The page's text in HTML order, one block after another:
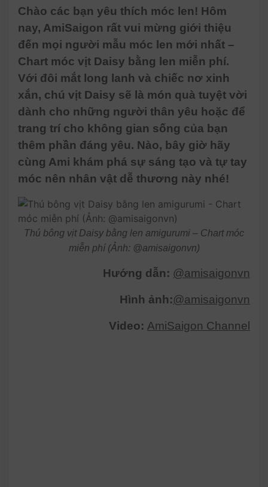
Chào các bạn yêu thích móc len! Hôm
nay, AmiSaigon rất vui mừng giới thiệu
đến mọi người mẫu móc len mới nhất –
Chart móc vịt Daisy bằng len miễn phí.
Với đôi mắt long lanh và chiếc nơ xinh
xắn, chú vịt Daisy sẽ là món quà tuyệt vời
dành cho những người thân yêu hoặc để
trang trí cho không gian sống của bạn
thêm phần đáng yêu. Nào, bây giờ hãy
cùng Ami khám phá sự sáng tạo và tự tay
móc nên nhân vật dễ thương này nhé!
Thú bông vịt Daisy bằng len amigurumi – Chart móc
miễn phí (Ảnh: @amisaigonvn)
Hướng dẫn: @amisaigonvn
Hình ảnh:@amisaigonvn
Video: AmiSaigon Channel